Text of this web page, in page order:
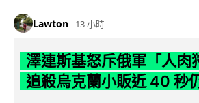
Lawton 13 小時
澤連斯基怒斥俄軍「人肉
追殺烏克蘭小販近 40 秒